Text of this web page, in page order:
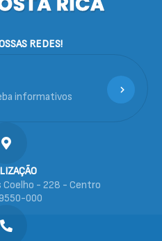
REDES!
Coelho - 228 - Centro
000
informativos